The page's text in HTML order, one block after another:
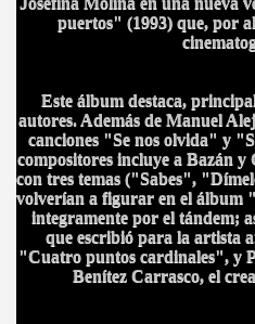
puertos" (1993) que, por
Este álbum destaca,
autores. Además de Manuel
canciones "Se nos olvida" y
compositores incluye a Bazán
con tres temas ("Sabes",
volverían a figurar en el álbum
integramente por el tándem;
que escribió para la artista
"Cuatro puntos cardinales", y
Benítez Carrasco, el